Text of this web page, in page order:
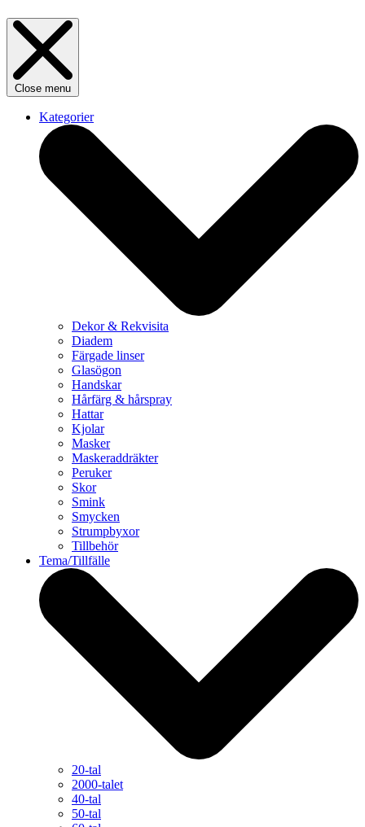
Close menu
Kategorier
Dekor & Rekvisita
Diadem
Färgade linser
Glasögon
Handskar
Hårfärg & hårspray
Hattar
Kjolar
Masker
Maskeraddräkter
Peruker
Skor
Smink
Smycken
Strumpbyxor
Tillbehör
Tema/Tillfälle
20-tal
2000-talet
40-tal
50-tal